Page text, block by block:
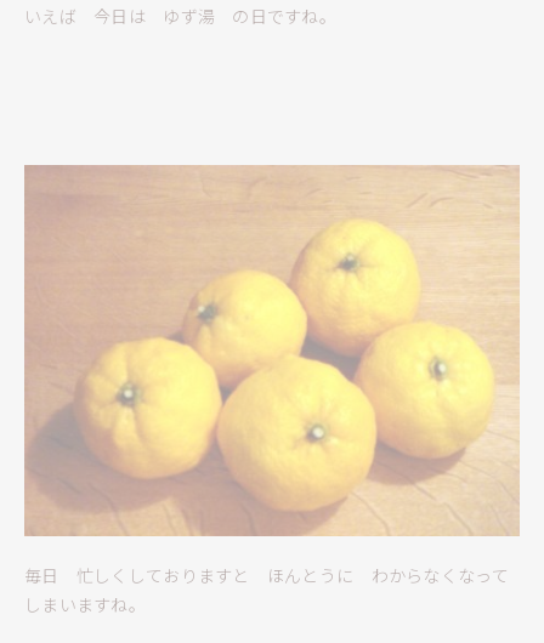
いえば 今日は ゆず湯 の日ですね。
毎日 忙しくしておりますと ほんとうに わからなくなって
しまいますね。